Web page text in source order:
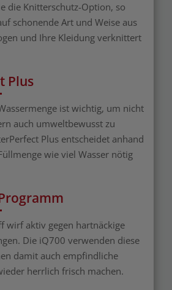
die Knitterschutz-Option, so
schonende Art und Weise aus
und Ihre Kleidung verknittert
Plus
ist wichtig, um nicht
auch umweltbewusst zu
Plus entscheidet anhand
wie viel Wasser nötig
wirf aktiv gegen hartnäckige
Die iQ700 verwenden diese
damit auch empfindliche
herrlich frisch machen.